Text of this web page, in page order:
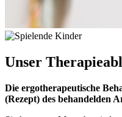
Unser
Die ergotherapeutische
(Rezept) des behandelden